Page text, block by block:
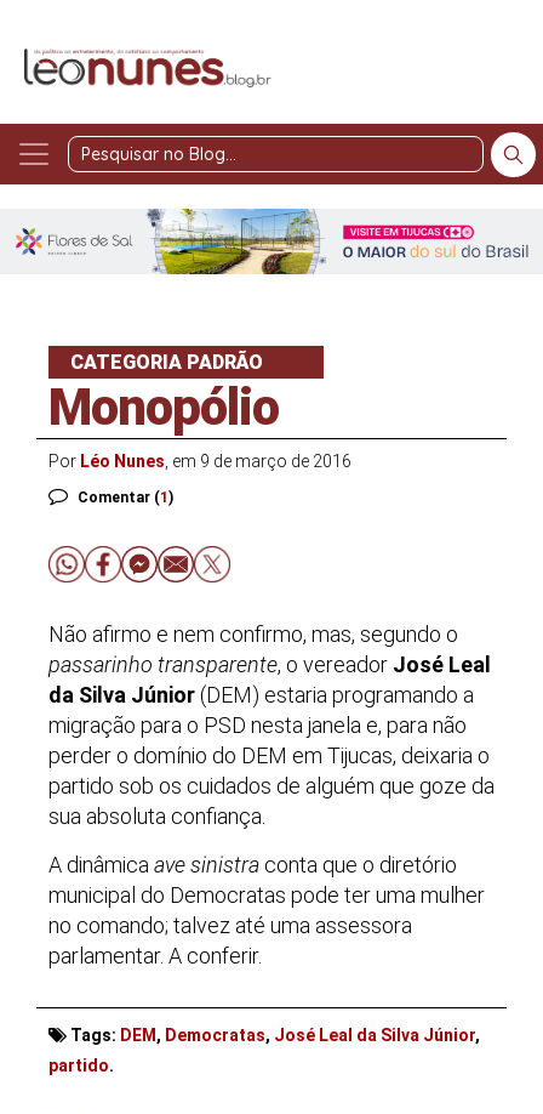
Pesquisar
Blog
CATEGORIA PADRÃO
Monopólio
Por Léo Nunes , em 9 de março de 2016
Comentar (1)
Não afirmo e nem confirmo, mas, segundo o
passarinho transparente, o vereador José Leal
da Silva Júnior (DEM) estaria programando a
migração para o PSD nesta janela e, para não
perder o domínio do DEM em Tijucas, deixaria o
partido sob os cuidados de alguém que goze da
sua absoluta confiança.
A dinâmica ave sinistra conta que o diretório
municipal do Democratas pode ter uma mulher
no comando; talvez até uma assessora
parlamentar. A conferir.
Tags: DEM , Democratas, José Leal da Silva Júnior,
partido.